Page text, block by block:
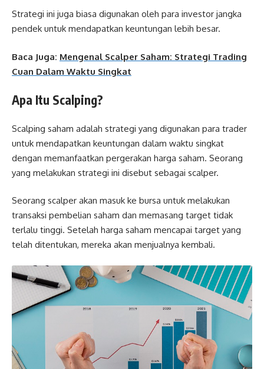
Strategi ini juga biasa digunakan oleh para investor jangka
pendek untuk mendapatkan keuntungan lebih besar.
Baca Juga: Mengenal Scalper Saham: Strategi Trading
Cuan Dalam Waktu Singkat
Apa Itu Scalping?
Scalping saham adalah strategi yang digunakan para trader
untuk mendapatkan keuntungan dalam waktu singkat
dengan memanfaatkan pergerakan harga saham. Seorang
yang melakukan strategi ini disebut sebagai scalper.
Seorang scalper akan masuk ke bursa untuk melakukan
transaksi pembelian saham dan memasang target tidak
terlalu tinggi. Setelah harga saham mencapai target yang
telah ditentukan, mereka akan menjualnya kembali.